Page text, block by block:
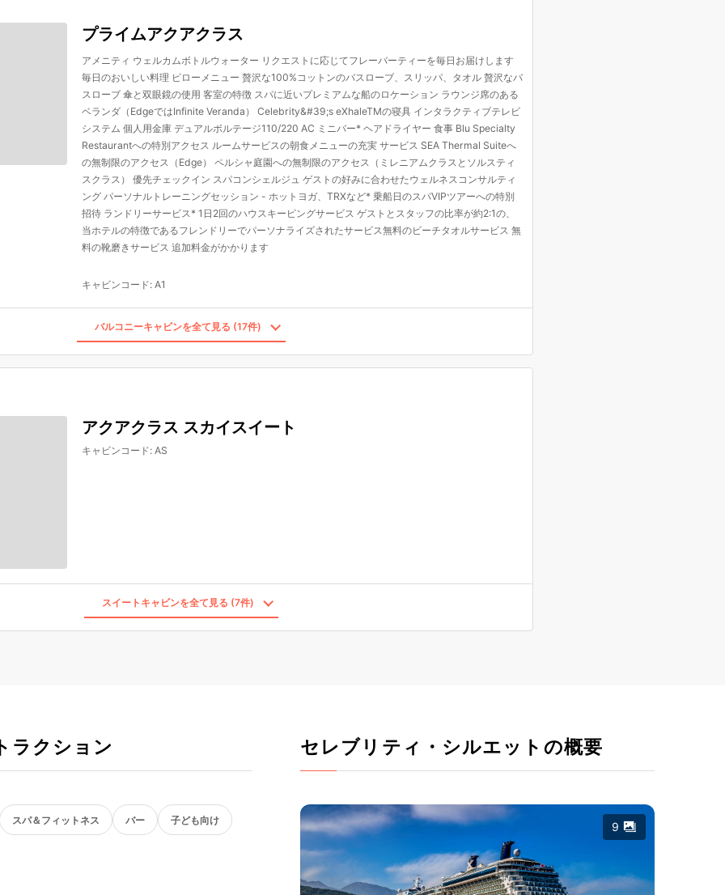
プライムアクアクラス
アメニティ ウェルカムボトルウォーター リクエストに応じてフレーバーティーを毎日お届けします
毎日のおいしい料理 ピローメニュー 贅沢な100%コットンのバスローブ、スリッパ、タオル 贅沢なバ
スローブ 傘と双眼鏡の使用 客室の特徴 スパに近いプレミアムな船のロケーション ラウンジ席のある
ベランダ（EdgeではInfinite Veranda） Celebrity&#39;s eXhaleTMの寝具 インタラクティブテレビ
システム 個人用金庫 デュアルボルテージ110/220 AC ミニバー* ヘアドライヤー 食事 Blu Specialty
Restaurantへの特別アクセス ルームサービスの朝食メニューの充実 サービス SEA Thermal Suiteへ
の無制限のアクセス（Edge） ペルシャ庭園への無制限のアクセス（ミレニアムクラスとソルスティ
スクラス） 優先チェックイン スパコンシェルジュ ゲストの好みに合わせたウェルネスコンサルティ
ング パーソナルトレーニングセッション - ホットヨガ、TRXなど* 乗船日のスパVIPツアーへの特別
招待 ランドリーサービス* 1日2回のハウスキーピングサービス ゲストとスタッフの比率が約2:1の、
当ホテルの特徴であるフレンドリーでパーソナライズされたサービス無料のビーチタオルサービス 無
料の靴磨きサービス 追加料金がかかります
キャビンコード:A1
バルコニーキャビンを全て見る (17件)
アクアクラス スカイスイート
キャビンコード:AS
スイートキャビンを全て見る (7件)
ラクション
スパ＆フィットネス バー 子ども向け
セレブリティ・シルエットの概要
9